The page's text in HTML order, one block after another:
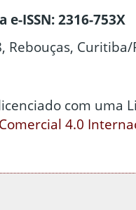
e-ISSN: 2316-753X
Rebouças, Curitiba/
com uma
4.0